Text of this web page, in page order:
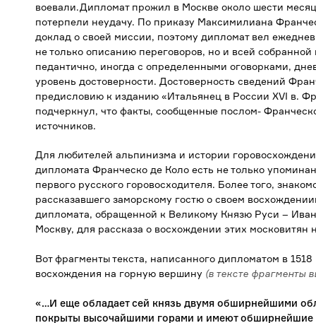
воевали.Дипломат прожил в Москве около шести
потерпели неудачу. По приказу Максимилиана
доклад о своей миссии, поэтому дипломат вел
не только описанию переговоров, но и всей
педантично, иногда с определенными оговорками,
уровень достоверности. Достоверность сведений
предисловию к изданию «Итальянец в России XVI в.
подчеркнул, что факты, сообщенные послом-
источников.
Для любителей альпинизма и истории
дипломата Франческо де Коло есть не только
первого русского горовосходителя. Более того,
рассказавшего заморскому гостю о своем
дипломата, обращенной к Великому Князю Руси –
Москву, для рассказа о восхождении этих
Вот фрагменты текста, написанного дипломатом в
восхождения на горную вершину (в тексте фрагменты
«…И еще обладает сей князь двумя обширнейшими
покрыты высочайшими горами и имеют обширнейшие